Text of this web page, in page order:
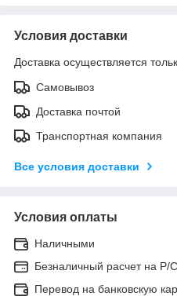
Условия доставки
Доставка осуществляется
Самовывоз
Доставка почтой
Транспортная компания
Все условия доставки
Условия оплаты
Наличными
Безналичный расчет на Р/
Перевод на банковскую